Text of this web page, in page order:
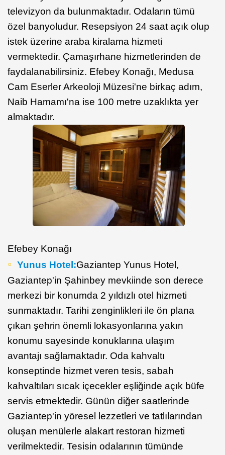
televizyon da bulunmaktadır. Odaların tümü
özel banyoludur. Resepsiyon 24 saat açık olup
istek üzerine araba kiralama hizmeti
vermektedir. Çamaşırhane hizmetlerinden de
faydalanabilirsiniz. Efebey Konağı, Medusa
Cam Eserler Arkeoloji Müzesi'ne birkaç adım,
Naib Hamamı'na ise 100 metre uzaklıkta yer
almaktadır.
Efebey Konağı
Yunus Hotel:Gaziantep Yunus Hotel,
Gaziantep'in Şahinbey mevkiinde son derece
merkezi bir konumda 2 yıldızlı otel hizmeti
sunmaktadır. Tarihi zenginlikleri ile ön plana
çıkan şehrin önemli lokasyonlarına yakın
konumu sayesinde konuklarına ulaşım
avantajı sağlamaktadır. Oda kahvaltı
konseptinde hizmet veren tesis, sabah
kahvaltıları sıcak içecekler eşliğinde açık büfe
servis etmektedir. Günün diğer saatlerinde
Gaziantep'in yöresel lezzetleri ve tatlılarından
oluşan menülerle alakart restoran hizmeti
verilmektedir. Tesisin odalarının tümünde